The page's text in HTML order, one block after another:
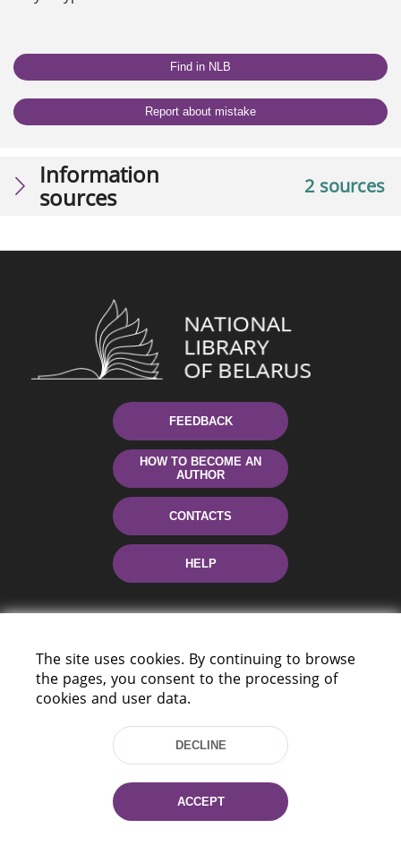
Find in NLB
Report about mistake
2 sources
Information
sources
FEEDBACK
HOW TO BECOME AN
AUTHOR
CONTACTS
HELP
220114, Niezaležnasci Ave. 116, Minsk,
Fax: (+375 17) 368 97 06
E-mail: inbox@nlb.by
The site uses cookies. By continuing to browse
the pages, you consent to the processing of
cookies and user data.
DECLINE
ACCEPT